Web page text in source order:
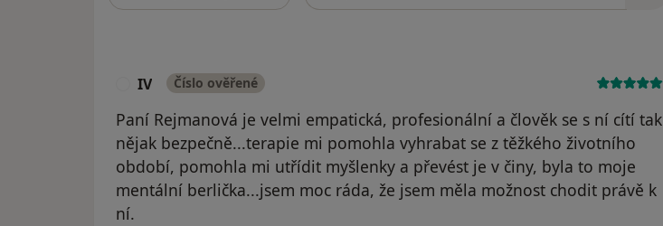
IV Číslo ověřené
Paní Rejmanová je velmi empatická, profesionální a člověk se s ní cítí tak
nějak bezpečně...terapie mi pomohla vyhrabat se z těžkého životního
období, pomohla mi utřídit myšlenky a převést je v činy, byla to moje
mentální berlička...jsem moc ráda, že jsem měla možnost chodit právě k
ní.